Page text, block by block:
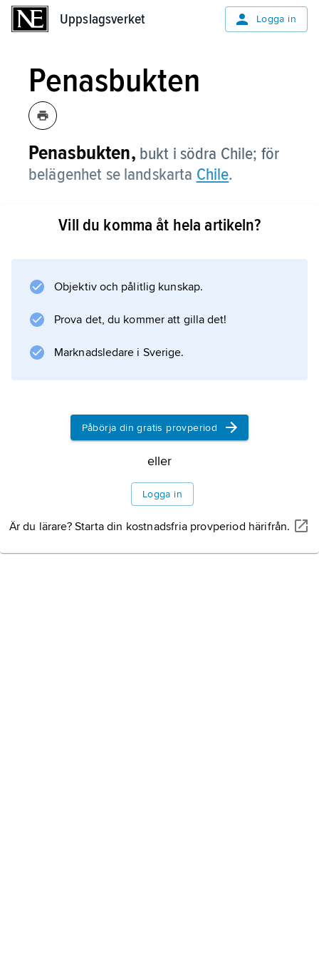
Uppslagsverket Logga in
Penasbukten
Penasbukten, bukt i södra Chile; för
belägenhet se landskarta Chile.
Vill du komma åt hela artikeln?
Objektiv och pålitlig kunskap.
Prova det, du kommer att gilla det!
Marknadsledare i Sverige.
Påbörja din gratis provperiod
eller
Logga in
Är du lärare? Starta din kostnadsfria provperiod härifrån.